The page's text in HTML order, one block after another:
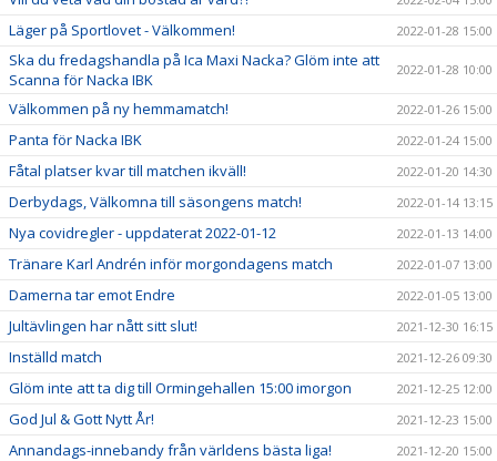
Läger på Sportlovet - Välkommen! 2022-01-28 15:00
Ska du fredagshandla på Ica Maxi Nacka? Glöm inte att
Scanna för Nacka IBK
2022-01-28 10:00
Välkommen på ny hemmamatch! 2022-01-26 15:00
Panta för Nacka IBK 2022-01-24 15:00
Fåtal platser kvar till matchen ikväll! 2022-01-20 14:30
Derbydags, Välkomna till säsongens match! 2022-01-14 13:15
Nya covidregler - uppdaterat 2022-01-12 2022-01-13 14:00
Tränare Karl Andrén inför morgondagens match 2022-01-07 13:00
Damerna tar emot Endre 2022-01-05 13:00
Jultävlingen har nått sitt slut! 2021-12-30 16:15
Inställd match 2021-12-26 09:30
Glöm inte att ta dig till Ormingehallen 15:00 imorgon 2021-12-25 12:00
God Jul & Gott Nytt År! 2021-12-23 15:00
Annandags-innebandy från världens bästa liga! 2021-12-20 15:00